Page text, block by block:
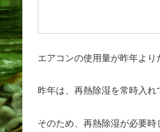
エアコンの使用量が昨年より
昨年は、再熱除湿を常時入れ
そのため、再熱除湿が必要時